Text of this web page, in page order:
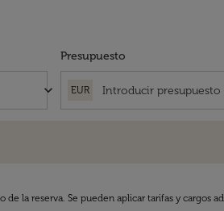
keyboard_arrow_down
Presupuesto
EUR
la reserva. Se pueden aplicar tarifas y cargos